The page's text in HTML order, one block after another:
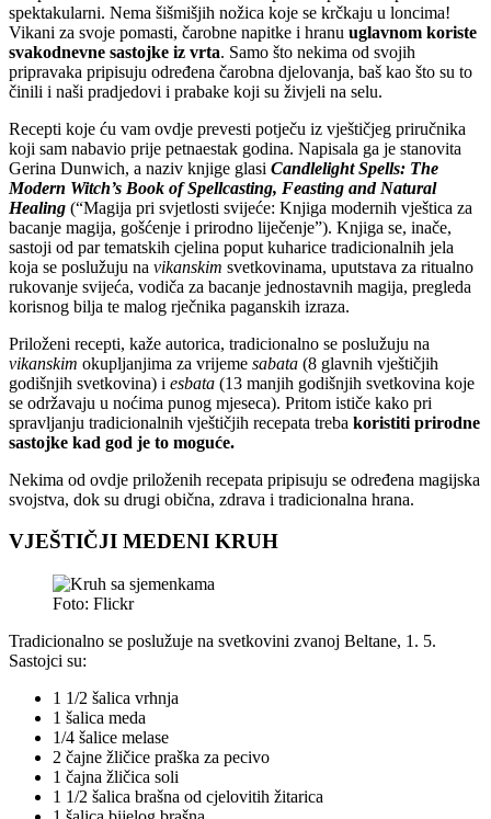
spektakularni. Nema šišmišjih nožica koje se krčkaju u loncima!
Vikani za svoje pomasti, čarobne napitke i hranu uglavnom koriste
svakodnevne sastojke iz vrta. Samo što nekima od svojih
pripravaka pripisuju određena čarobna djelovanja, baš kao što su to
činili i naši pradjedovi i prabake koji su živjeli na selu.
Recepti koje ću vam ovdje prevesti potječu iz vještičjeg priručnika
koji sam nabavio prije petnaestak godina. Napisala ga je stanovita
Gerina Dunwich, a naziv knjige glasi Candlelight Spells: The
Modern Witch’s Book of Spellcasting, Feasting and Natural
Healing (“Magija pri svjetlosti svijeće: Knjiga modernih vještica za
bacanje magija, gošćenje i prirodno liječenje”). Knjiga se, inače,
sastoji od par tematskih cjelina poput kuharice tradicionalnih jela
koja se poslužuju na vikanskim svetkovinama, uputstava za ritualno
rukovanje svijeća, vodiča za bacanje jednostavnih magija, pregleda
korisnog bilja te malog rječnika paganskih izraza.
Priloženi recepti, kaže autorica, tradicionalno se poslužuju na
vikanskim okupljanjima za vrijeme sabata (8 glavnih vještičjih
godišnjih svetkovina) i esbata (13 manjih godišnjih svetkovina koje
se održavaju u noćima punog mjeseca). Pritom ističe kako pri
spravljanju tradicionalnih vještičjih recepata treba koristiti prirodne
sastojke kad god je to moguće.
Nekima od ovdje priloženih recepata pripisuju se određena magijska
svojstva, dok su drugi obična, zdrava i tradicionalna hrana.
VJEŠTIČJI MEDENI KRUH
Foto: Flickr
Tradicionalno se poslužuje na svetkovini zvanoj Beltane, 1. 5.
Sastojci su:
1 1/2 šalica vrhnja
1 šalica meda
1/4 šalice melase
2 čajne žličice praška za pecivo
1 čajna žličica soli
1 1/2 šalica brašna od cjelovitih žitarica